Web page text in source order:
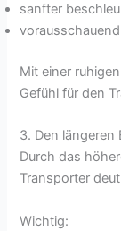
sanfter
Mit einer
Gefühl für den
3. Den längeren
Durch das
Transporter
Wichtig: